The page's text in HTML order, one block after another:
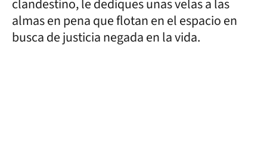
clandestino, le dediques unas velas a las
almas en pena que flotan en el espacio en
busca de justicia negada en la vida.